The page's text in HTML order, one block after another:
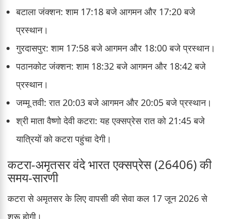
बटाला जंक्शन: शाम 17:18 बजे आगमन और 17:20 बजे
प्रस्थान।
गुरदासपुर: शाम 17:58 बजे आगमन और 18:00 बजे प्रस्थान।
पठानकोट जंक्शन: शाम 18:32 बजे आगमन और 18:42 बजे
प्रस्थान।
जम्मू तवी: रात 20:03 बजे आगमन और 20:05 बजे प्रस्थान।
श्री माता वैष्णो देवी कटरा: यह एक्सप्रेस रात को 21:45 बजे
यात्रियों को कटरा पहुंचा देगी।
कटरा-अमृतसर वंदे भारत एक्सप्रेस (26406) की
समय-सारणी
कटरा से अमृतसर के लिए वापसी की सेवा कल 17 जून 2026 से
शुरू होगी।